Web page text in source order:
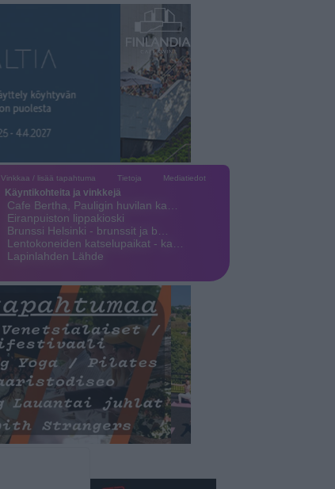
Vinkkaa / lisää tapahtuma Tietoja Mediatiedot
Käyntikohteita ja vinkkejä
Cafe Bertha, Pauligin huvilan ka…
Eiranpuiston lippakioski
Brunssi Helsinki - brunssit ja b…
Lentokoneiden katselupaikat - ka…
Lapinlahden Lähde